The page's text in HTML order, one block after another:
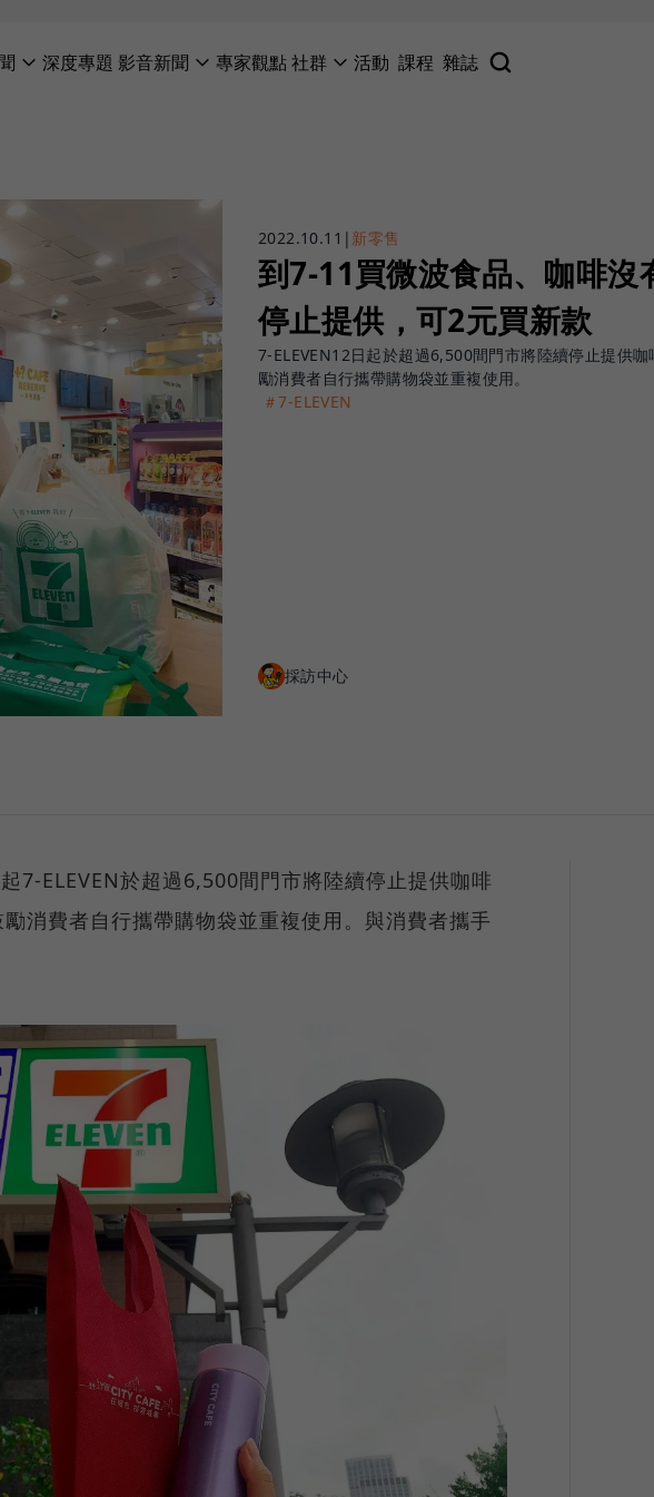
深度專題 影音新聞 專家觀點社群 活動 課程 雜誌
2022.10.11 | 新零售
到7-11買微波食品、咖啡沒
停止提供，可2元買新款
7-ELEVEN12日起於超過6,500間門市將陸續停止提供
勵消費者自行攜帶購物袋並重複使用。
＃7-ELEVEN
採訪中心
7-ELEVEN於超過6,500間門市將陸續停止提供咖啡
消費者自行攜帶購物袋並重複使用。與消費者攜手